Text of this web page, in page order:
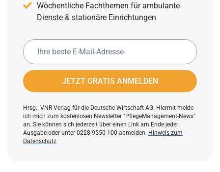
Wöchentliche Fachthemen für ambulante
Dienste & stationäre Einrichtungen
JETZT GRATIS ANMELDEN
Hrsg.: VNR Verlag für die Deutsche Wirtschaft AG. Hiermit melde
ich mich zum kostenlosen Newsletter "PflegeManagement-News"
an. Sie können sich jederzeit über einen Link am Ende jeder
Ausgabe oder unter 0228-9550-100 abmelden. Hinweis zum
Datenschutz